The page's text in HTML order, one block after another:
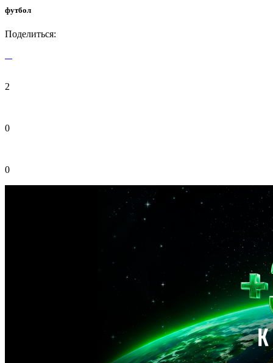
футбол
Поделиться:
2
0
0